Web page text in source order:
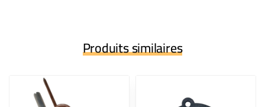
Produits similaires